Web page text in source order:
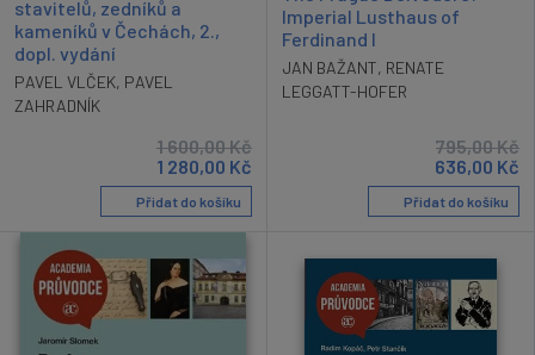
stavitelů, zedníků a
kameníků v Čechách, 2.,
dopl. vydání
PAVEL VLČEK, PAVEL
ZAHRADNÍK
1 600,00Kč
1 280,00 Kč
Přidat do košíku
Imperial Lusthaus of
Ferdinand I
JAN BAŽANT, RENATE
LEGGATT-HOFER
795,00Kč
636,00 Kč
Přidat do košíku